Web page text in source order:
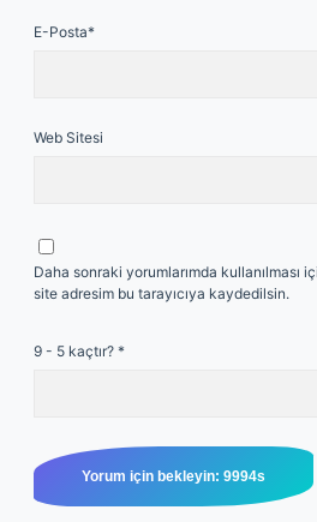
E-Posta*
Web Sitesi
Daha sonraki yorumlarımda kullanılması
site adresim bu tarayıcıya kaydedilsin.
9 - 5 kaçtır? *